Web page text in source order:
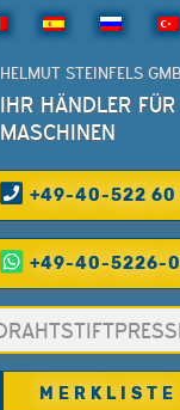
HELMUT STEINFELS
IHR HÄNDLER FÜR
MASCHINEN
+49-40-522 60
+49-40-5226-
MERKLISTE